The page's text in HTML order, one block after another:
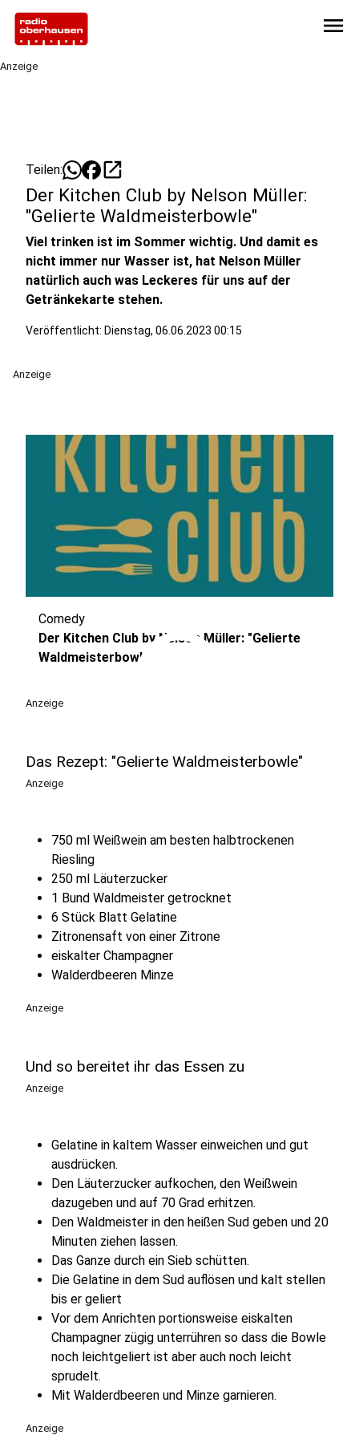
menu
Anzeige
Teilen: open_in_new
Der Kitchen Club by Nelson Müller:
"Gelierte Waldmeisterbowle"
Viel trinken ist im Sommer wichtig. Und damit es
nicht immer nur Wasser ist, hat Nelson Müller
natürlich auch was Leckeres für uns auf der
Getränkekarte stehen.
Veröffentlicht: Dienstag, 06.06.2023 00:15
Anzeige
play_circle
Comedy
Der Kitchen Club by Nelson Müller: "Gelierte
Waldmeisterbowl
Anzeige
Das Rezept: "Gelierte Waldmeisterbowle"
Anzeige
750 ml Weißwein am besten halbtrockenen
Riesling
250 ml Läuterzucker
1 Bund Waldmeister getrocknet
6 Stück Blatt Gelatine
Zitronensaft von einer Zitrone
eiskalter Champagner
Walderdbeeren Minze
Anzeige
Und so bereitet ihr das Essen zu
Anzeige
Gelatine in kaltem Wasser einweichen und gut
ausdrücken.
Den Läuterzucker aufkochen, den Weißwein
dazugeben und auf 70 Grad erhitzen.
Den Waldmeister in den heißen Sud geben und 20
Minuten ziehen lassen.
Das Ganze durch ein Sieb schütten.
Die Gelatine in dem Sud auflösen und kalt stellen
bis er geliert
Vor dem Anrichten portionsweise eiskalten
Champagner zügig unterrühren so dass die Bowle
noch leichtgeliert ist aber auch noch leicht
sprudelt.
Mit Walderdbeeren und Minze garnieren.
Anzeige